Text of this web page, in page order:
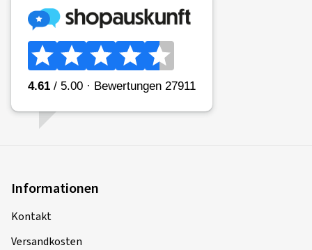
Informationen
Kontakt
Versandkosten